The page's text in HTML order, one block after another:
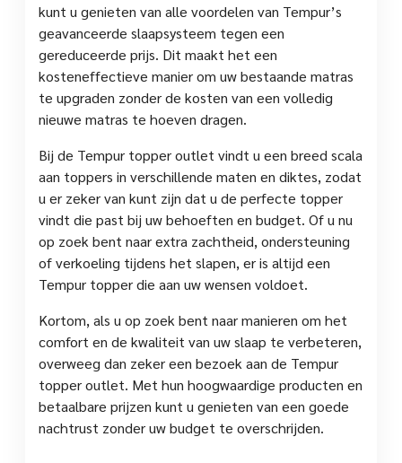
kunt u genieten van alle voordelen van Tempur’s
geavanceerde slaapsysteem tegen een
gereduceerde prijs. Dit maakt het een
kosteneffectieve manier om uw bestaande matras
te upgraden zonder de kosten van een volledig
nieuwe matras te hoeven dragen.
Bij de Tempur topper outlet vindt u een breed scala
aan toppers in verschillende maten en diktes, zodat
u er zeker van kunt zijn dat u de perfecte topper
vindt die past bij uw behoeften en budget. Of u nu
op zoek bent naar extra zachtheid, ondersteuning
of verkoeling tijdens het slapen, er is altijd een
Tempur topper die aan uw wensen voldoet.
Kortom, als u op zoek bent naar manieren om het
comfort en de kwaliteit van uw slaap te verbeteren,
overweeg dan zeker een bezoek aan de Tempur
topper outlet. Met hun hoogwaardige producten en
betaalbare prijzen kunt u genieten van een goede
nachtrust zonder uw budget te overschrijden.